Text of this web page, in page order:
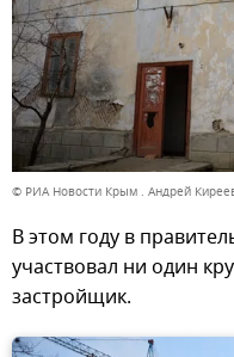
© РИА Новости Крым . Андрей
В этом году в
участвовал ни один
застройщик.